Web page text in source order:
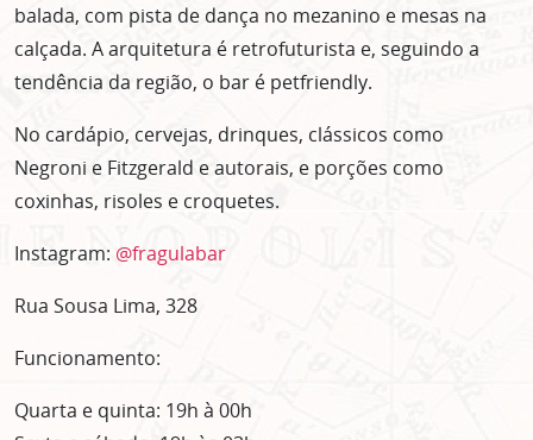
balada, com pista de dança no mezanino e mesas na
calçada. A arquitetura é retrofuturista e, seguindo a
tendência da região, o bar é petfriendly.
No cardápio, cervejas, drinques, clássicos como
Negroni e Fitzgerald e autorais, e porções como
coxinhas, risoles e croquetes.
Instagram: @fragulabar
Rua Sousa Lima, 328
Funcionamento:
Quarta e quinta: 19h à 00h